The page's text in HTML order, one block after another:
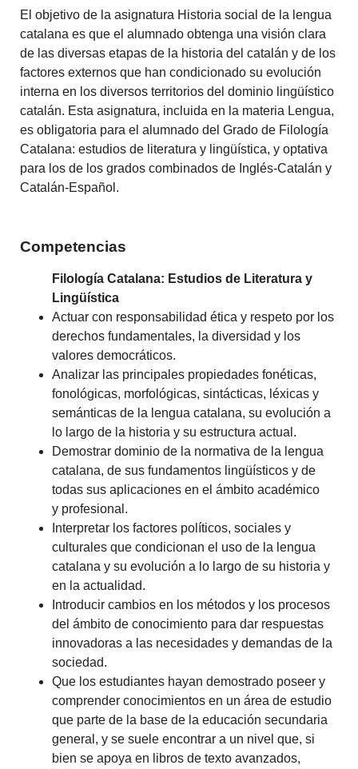
El objetivo de la asignatura Historia social de la lengua
catalana es que el alumnado obtenga una visión clara
de las diversas etapas de la historia del catalán y de los
factores externos que han condicionado su evolución
interna en los diversos territorios del dominio lingüístico
catalán. Esta asignatura, incluida en la materia Lengua,
es obligatoria para el alumnado del Grado de Filología
Catalana: estudios de literatura y lingüística, y optativa
para los de los grados combinados de Inglés-Catalán y
Catalán-Español.
Competencias
Filología Catalana: Estudios de Literatura y
Lingüística
Actuar con responsabilidad ética y respeto por los
derechos fundamentales, la diversidad y los
valores democráticos.
Analizar las principales propiedades fonéticas,
fonológicas, morfológicas, sintácticas, léxicas y
semánticas de la lengua catalana, su evolución a
lo largo de la historia y su estructura actual.
Demostrar dominio de la normativa de la lengua
catalana, de sus fundamentos lingüísticos y de
todas sus aplicaciones en el ámbito académico
y profesional.
Interpretar los factores políticos, sociales y
culturales que condicionan el uso de la lengua
catalana y su evolución a lo largo de su historia y
en la actualidad.
Introducir cambios en los métodos y los procesos
del ámbito de conocimiento para dar respuestas
innovadoras a las necesidades y demandas de la
sociedad.
Que los estudiantes hayan demostrado poseer y
comprender conocimientos en un área de estudio
que parte de la base de la educación secundaria
general, y se suele encontrar a un nivel que, si
bien se apoya en libros de texto avanzados,